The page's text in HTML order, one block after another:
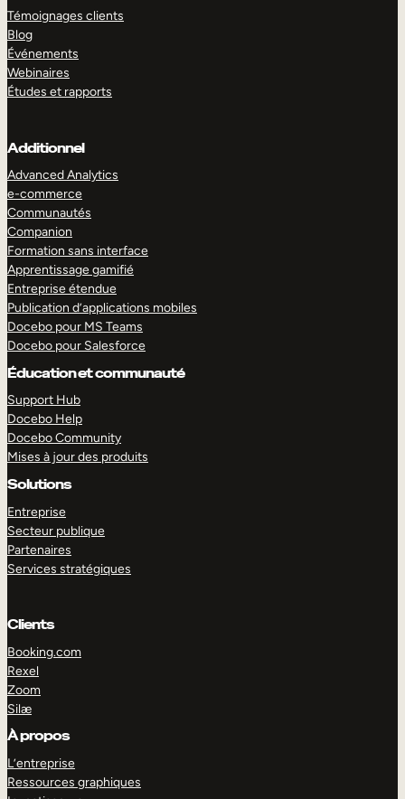
EXPLORER
Témoignages clients
Blog
Événements
Webinaires
Études et rapports
Additionnel
Advanced Analytics
e-commerce
Communautés
Companion
Formation sans interface
Apprentissage gamifié
Entreprise étendue
Publication d’applications mobiles
Docebo pour MS Teams
Docebo pour Salesforce
Éducation et communauté
Support Hub
Docebo Help
Docebo Community
Mises à jour des produits
Solutions
Entreprise
Secteur publique
Partenaires
Services stratégiques
Clients
Booking.com
Rexel
Zoom
Silæ
À propos
L’entreprise
Ressources graphiques